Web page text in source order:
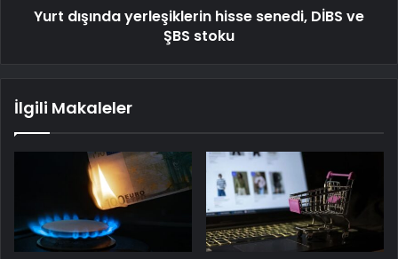
Yurt dışında yerleşiklerin hisse senedi, DİBS ve
ŞBS stoku
İlgili Makaleler